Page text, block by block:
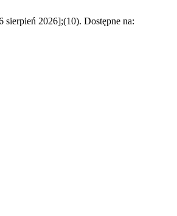
2026];(10). Dostępne na: